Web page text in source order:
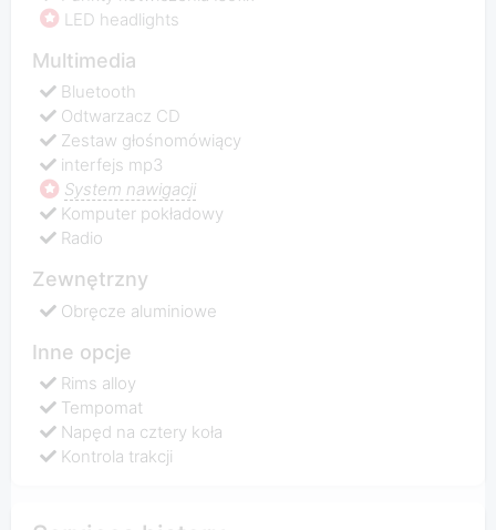
LED headlights
Multimedia
Bluetooth
Odtwarzacz CD
Zestaw głośnomówiący
interfejs mp3
System nawigacji
Komputer pokładowy
Radio
Zewnętrzny
Obręcze aluminiowe
Inne opcje
Rims alloy
Tempomat
Napęd na cztery koła
Kontrola trakcji